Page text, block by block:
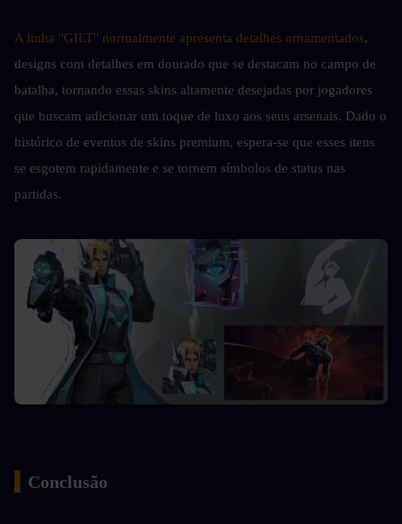
A linha "GILT" normalmente apresenta detalhes ornamentados,
designs com detalhes em dourado que se destacam no campo de
batalha, tornando essas skins altamente desejadas por jogadores
que buscam adicionar um toque de luxo aos seus arsenais. Dado o
histórico de eventos de skins premium, espera-se que esses itens
se esgotem rapidamente e se tornem símbolos de status nas
partidas.
Conclusão